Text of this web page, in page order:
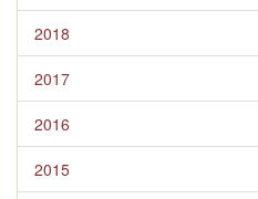
2018
2017
2016
2015